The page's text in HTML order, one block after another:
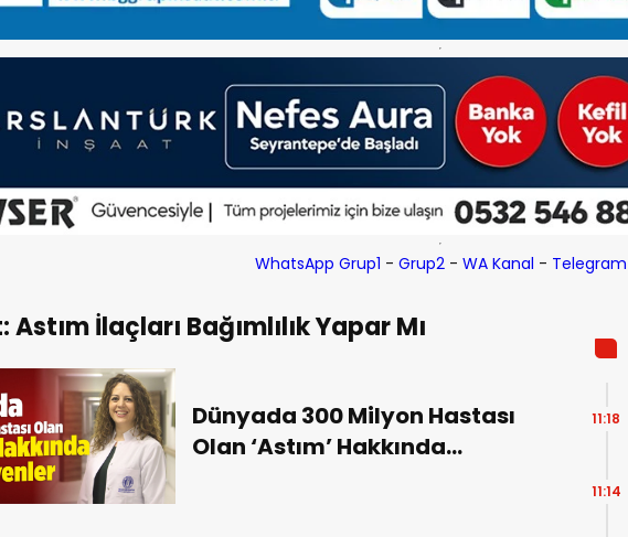
WhatsApp Grup1 - Grup2- WA Kanal - Telegram
Astım İlaçları Bağımlılık Yapar Mı
Dünyada 300 Milyon Hastası
Olan ‘Astım’ Hakkında
11:18
11:14